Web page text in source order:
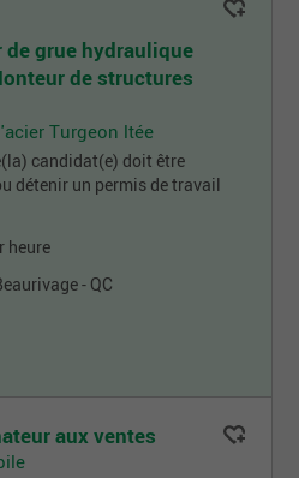
de grue hydraulique
de structures
Turgeon ltée
candidat(e) doit être
détenir un permis de travail
heure
- QC
aux ventes